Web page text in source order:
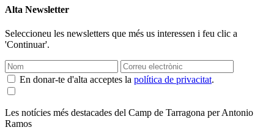
Alta Newsletter
Seleccioneu les newsletters que més us interessen i feu clic a
'Continuar'.
En donar-te d'alta acceptes la política de privacitat.
Les notícies més destacades del Camp de Tarragona per Antonio
Ramos